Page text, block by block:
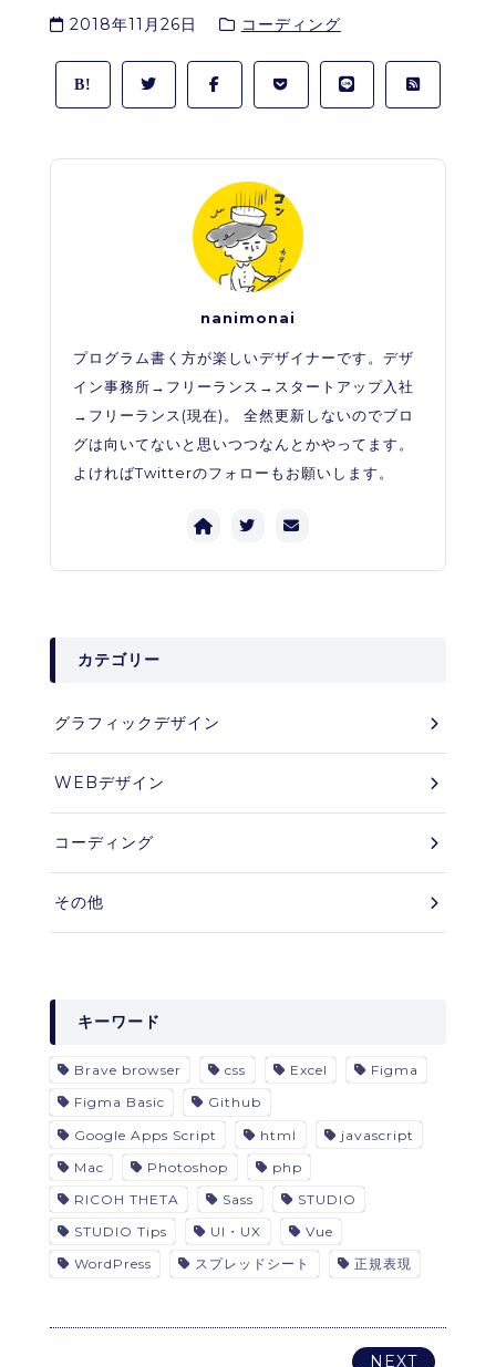
中に別のaタグ(リンク)を入れたい場合例えばカード型UI
のレイアウトがあったとした時に、カード全体は記事へ
ンクを設置したい時。サンプルデザインこの場合...
2018年11月26日 コーディング
nanimonai
プログラム書く方が楽しいデザイナーです。デザ
イン事務所→フリーランス→スタートアップ入社
→フリーランス(現在)。 全然更新しないのでブロ
グは向いてないと思いつつなんとかやってます。
よければTwitterのフォローもお願いします。
カテゴリー
グラフィックデザイン
WEBデザイン
コーディング
その他
キーワード
Brave browser css Excel
Figma
Figma Basic
Github
Google Apps Script
html
javascript
Mac
Photoshop
php
RICOH THETA
Sass
STUDIO
STUDIO Tips
UI・UX
Vue
WordPress
スプレッドシート 正規表現
NEXT